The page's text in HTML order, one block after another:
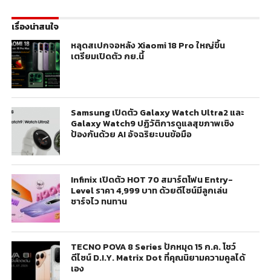
เรื่องน่าสนใจ
หลุดสเปกจอหลัง Xiaomi 18 Pro ใหญ่ขึ้น
เตรียมเปิดตัว กย.นี้
Samsung เปิดตัว Galaxy Watch Ultra2 และ
Galaxy Watch9 ปฏิวัติการดูแลสุขภาพเชิง
ป้องกันด้วย AI อัจฉริยะบนข้อมือ
Infinix เปิดตัว HOT 70 สมาร์ตโฟน Entry-
Level ราคา 4,999 บาท ด้วยดีไซน์มีลูกเล่น
ชาร์จไว ทนทาน
TECNO POVA 8 Series ปักหมุด 15 ก.ค. โชว์
ดีไซน์ D.I.Y. Matrix Dot ที่คุณนิยามความคูลได้
เอง